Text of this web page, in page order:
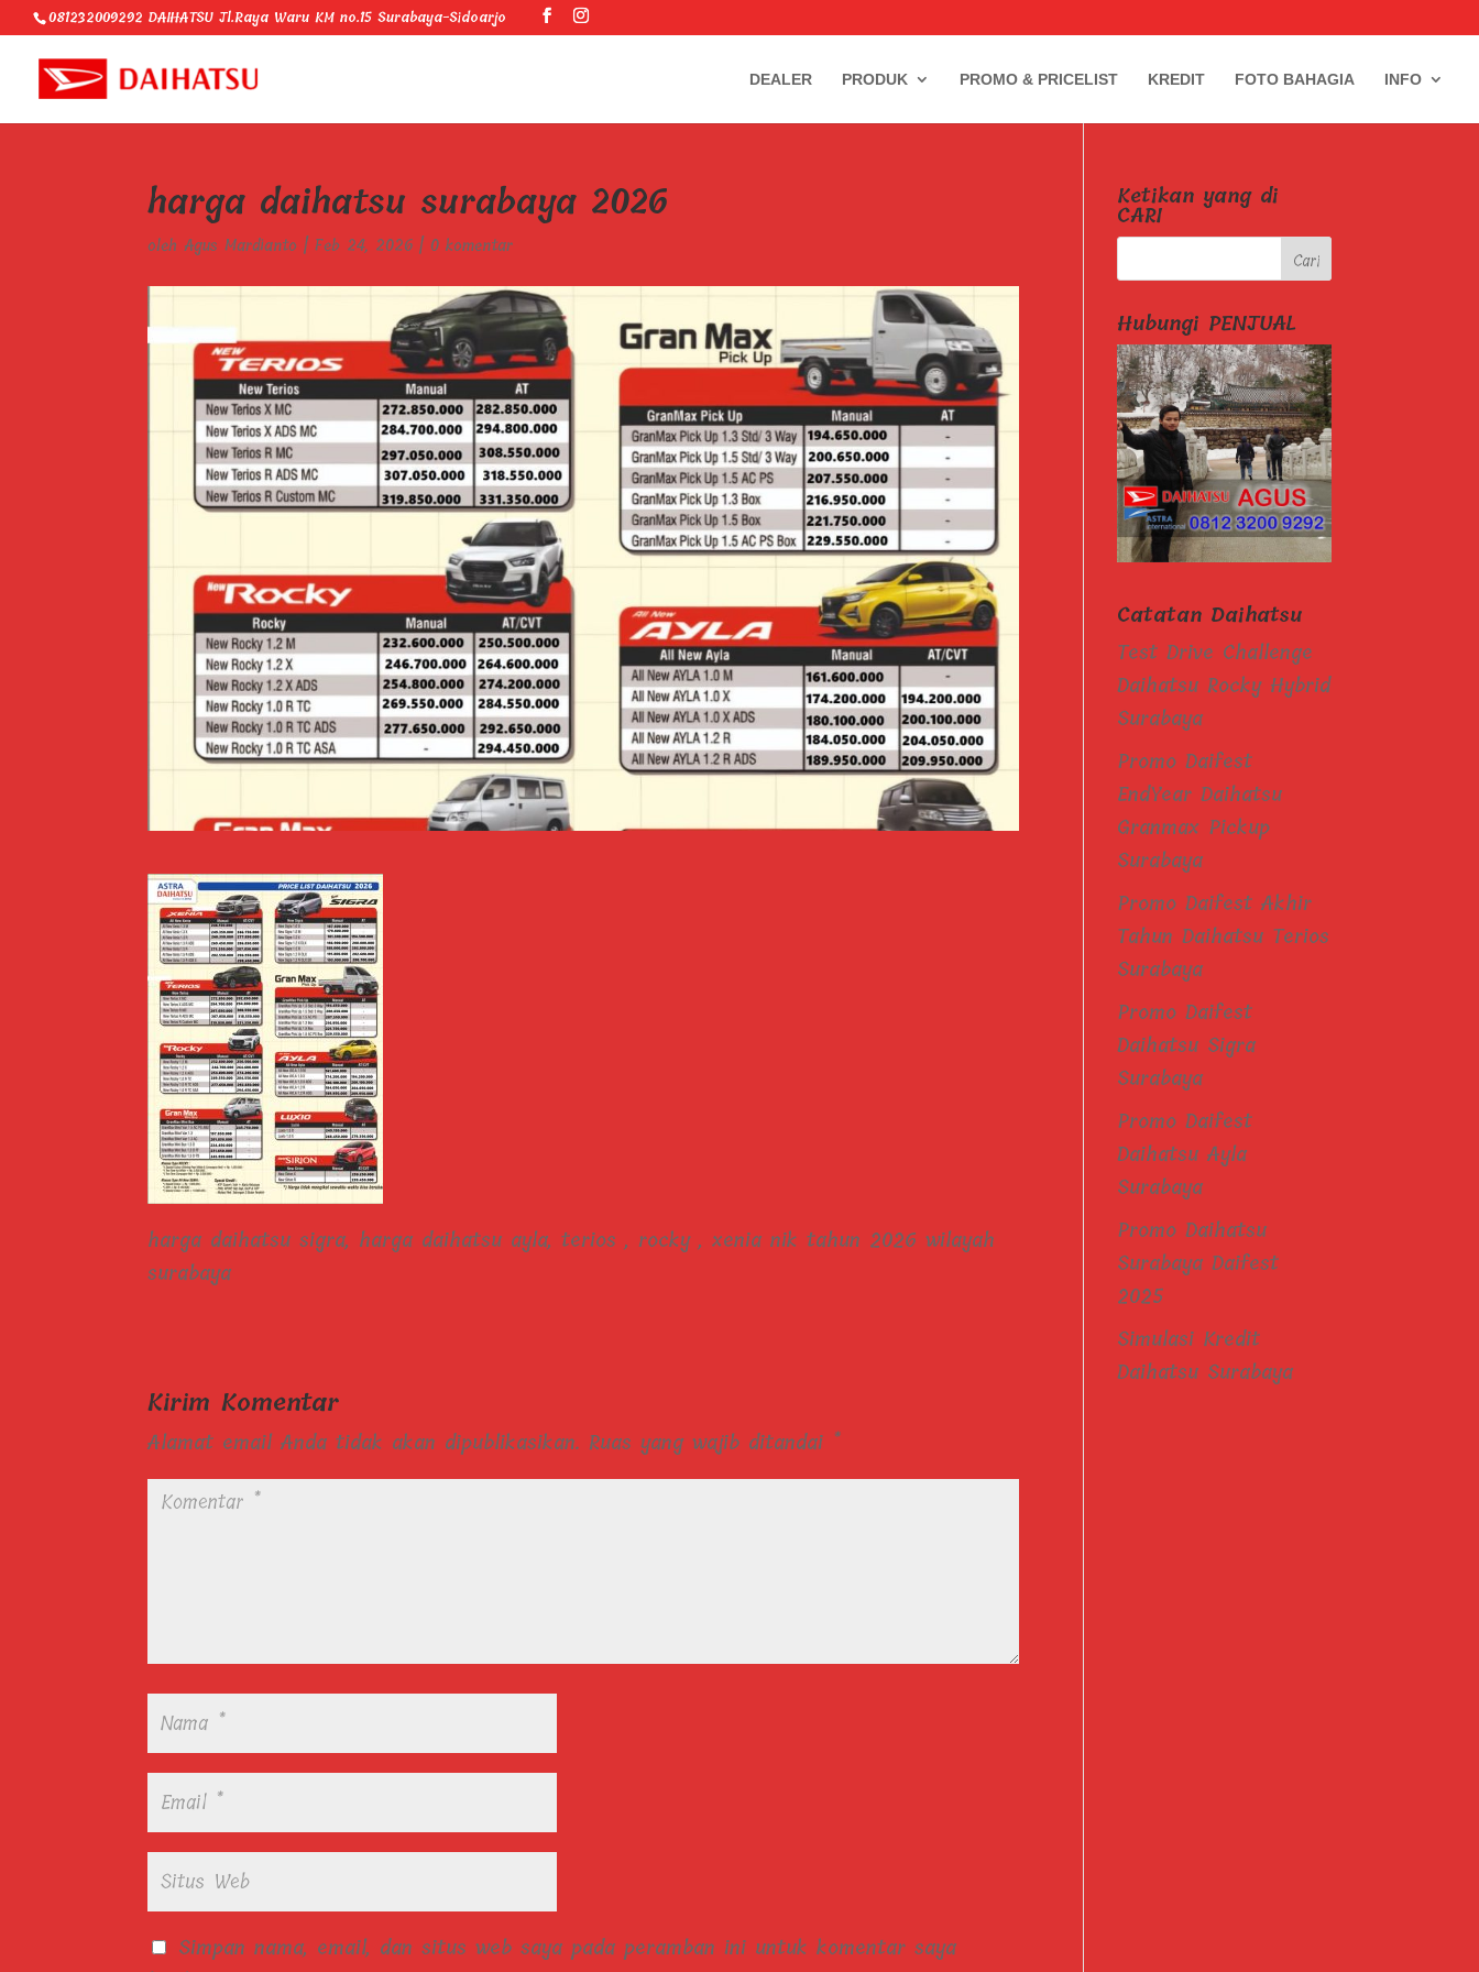
081232009292 DAIHATSU Jl.Raya Waru KM no.15 Surabaya-Sidoarjo
DEALER PRODUK PROMO & PRICELIST KREDIT FOTO BAHAGIA INFO
harga daihatsu surabaya 2026
olehAgus Mardianto |Feb 24, 2026 | 0 komentar
harga daihatsu sigra, harga daihatsu ayla, terios , rocky , xenia nik tahun 2026 wilayah
surabaya
Kirim Komentar
Alamat email Anda tidak akan dipublikasikan. Ruas yang wajib ditandai *
Simpan nama, email, dan situs web saya pada peramban ini untuk komentar saya
Ketikan yang di
CARI
Hubungi PENJUAL
Catatan Daihatsu
Test Drive Challenge
Daihatsu Rocky Hybrid
Surabaya
Promo Daifest
EndYear Daihatsu
Granmax Pickup
Surabaya
Promo Daifest Akhir
Tahun Daihatsu Terios
Surabaya
Promo Daifest
Daihatsu Sigra
Surabaya
Promo Daifest
Daihatsu Ayla
Surabaya
Promo Daihatsu
Surabaya Daifest
2025
Simulasi Kredit
Daihatsu Surabaya